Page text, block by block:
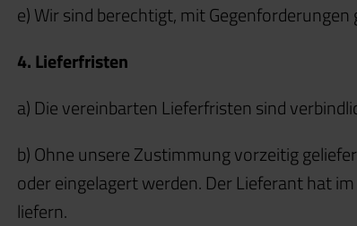
e) Wir sind berechtigt, mit
4. Lieferfristen
a) Die vereinbarten Lieferfristen sind
b) Ohne unsere Zustimmung vorzeitig
oder eingelagert werden. Der Lieferant hat
liefern.